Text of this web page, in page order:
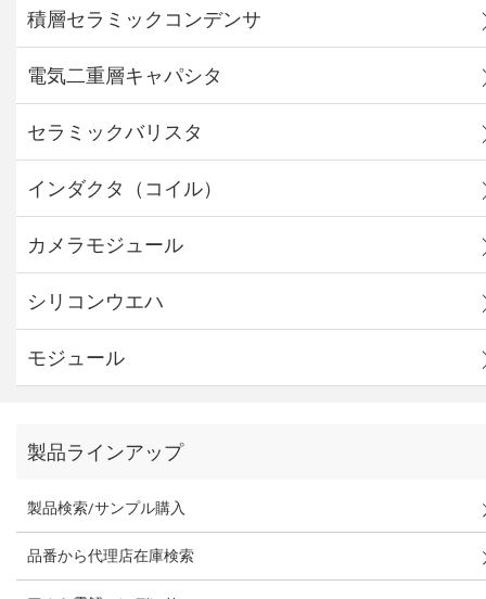
積層セラミックコンデンサ
電気二重層キャパシタ
セラミックバリスタ
インダクタ（コイル）
カメラモジュール
シリコンウエハ
モジュール
製品ラインアップ
製品検索/サンプル購入
品番から代理店在庫検索